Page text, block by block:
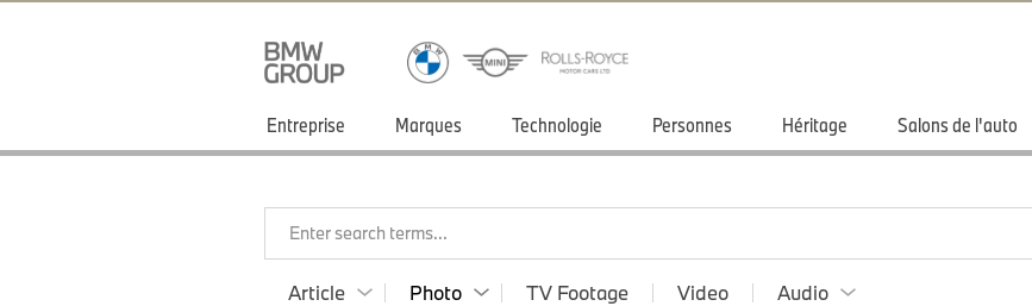
Entreprise Marques Technologie Personnes Héritage Salons de l'auto
Enter search terms...
Article Photo TV Footage Video Audio